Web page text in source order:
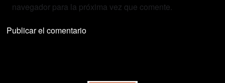
navegador para la próxima vez que comente.